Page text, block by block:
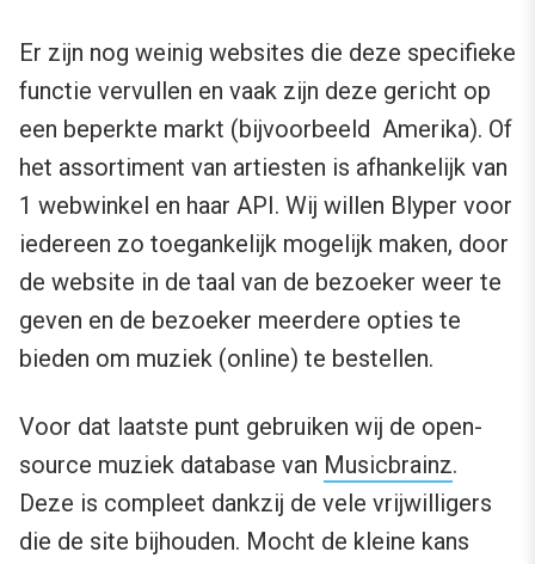
Er zijn nog weinig websites die deze specifieke
functie vervullen en vaak zijn deze gericht op
een beperkte markt (bijvoorbeeld Amerika). Of
het assortiment van artiesten is afhankelijk van
1 webwinkel en haar API. Wij willen Blyper voor
iedereen zo toegankelijk mogelijk maken, door
de website in de taal van de bezoeker weer te
geven en de bezoeker meerdere opties te
bieden om muziek (online) te bestellen.
Voor dat laatste punt gebruiken wij de open-
source muziek database van Musicbrainz.
Deze is compleet dankzij de vele vrijwilligers
die de site bijhouden. Mocht de kleine kans